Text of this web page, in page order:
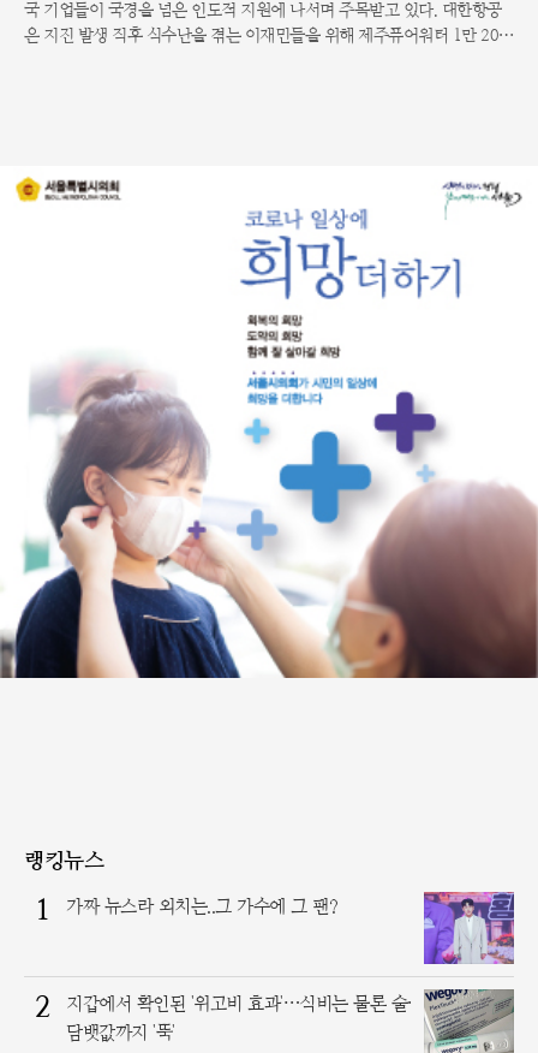
국 기업들이 국경을 넘은 인도적 지원에 나서며 주목받고 있다. 대한항공
은 지진 발생 직후 식수난을 겪는 이재민들을 위해 제주퓨어워터 1만 200
랭킹뉴스
1 가짜 뉴스라 외치는..그 가수에 그 팬?
2
지갑에서 확인된 '위고비 효과'…식비는 물론 술·
담뱃값까지 '뚝'